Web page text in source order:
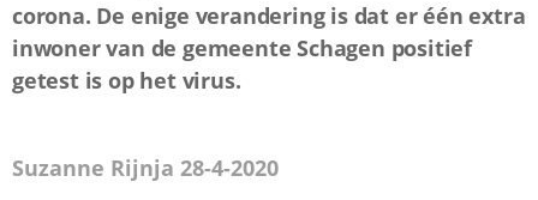
corona. De enige verandering is dat er één extra
inwoner van de gemeente Schagen positief
getest is op het virus.
Suzanne Rijnja 28-4-2020